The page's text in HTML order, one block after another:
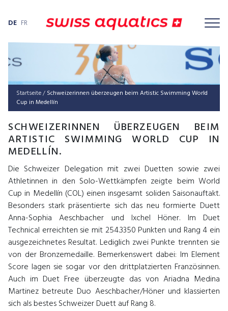
DE FR
Startseite/ Schweizerinnen überzeugen beim Artistic Swimming World
Cup in Medellín
SCHWEIZERINNEN ÜBERZEUGEN BEIM
ARTISTIC SWIMMING WORLD CUP IN
MEDELLÍN.
Die Schweizer Delegation mit zwei Duetten sowie zwei
Athletinnen in den Solo-Wettkämpfen zeigte beim World
Cup in Medellín (COL) einen insgesamt soliden Saisonauftakt.
Besonders stark präsentierte sich das neu formierte Duett
Anna-Sophia Aeschbacher und Ixchel Höner. Im Duet
Technical erreichten sie mit 254.3350 Punkten und Rang 4 ein
ausgezeichnetes Resultat. Lediglich zwei Punkte trennten sie
von der Bronzemedaille. Bemerkenswert dabei: Im Element
Score lagen sie sogar vor den drittplatzierten Französinnen.
Auch im Duet Free überzeugte das von Ariadna Medina
Martinez betreute Duo Aeschbacher/Höner und klassierten
sich als bestes Schweizer Duett auf Rang 8.